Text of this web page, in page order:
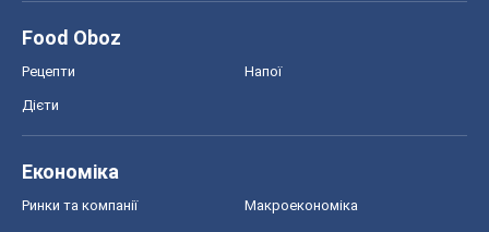
Food Oboz
Рецепти Напої
Дієти
Економіка
Ринки та компанії Макроекономіка